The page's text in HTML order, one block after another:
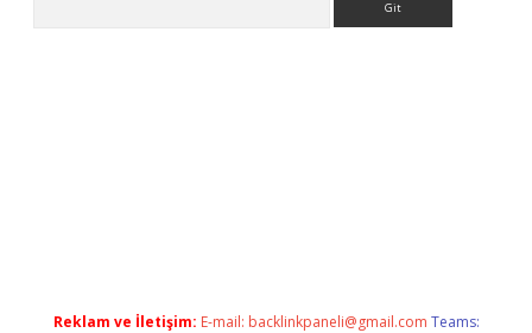
Reklam ve İletişim: E-mail: backlinkpaneli@gmail.com Teams: